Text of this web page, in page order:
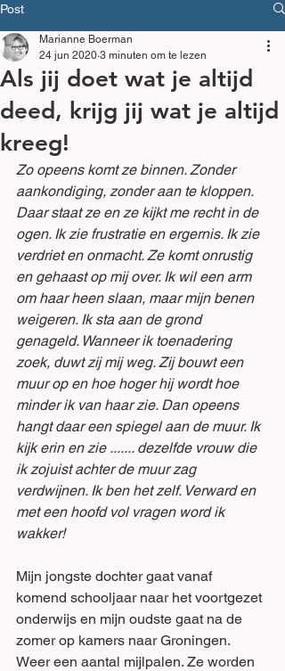
Post
Als jij doet wat je altijd
deed, krijg jij wat je altijd
kreeg!
Marianne Boerman
24 jun 2020 3 minuten om te lezen
Zo opeens komt ze binnen. Zonder
aankondiging, zonder aan te kloppen.
Daar staat ze en ze kijkt me recht in de
ogen. Ik zie frustratie en ergernis. Ik zie
verdriet en onmacht. Ze komt onrustig
en gehaast op mij over. Ik wil een arm
om haar heen slaan, maar mijn benen
weigeren. Ik sta aan de grond
genageld. Wanneer ik toenadering
zoek, duwt zij mij weg. Zij bouwt een
muur op en hoe hoger hij wordt hoe
minder ik van haar zie. Dan opeens
hangt daar een spiegel aan de muur. Ik
kijk erin en zie ....... dezelfde vrouw die
ik zojuist achter de muur zag
verdwijnen. Ik ben het zelf. Verward en
met een hoofd vol vragen word ik
wakker!
Mijn jongste dochter gaat vanaf
komend schooljaar naar het voortgezet
onderwijs en mijn oudste gaat na de
zomer op kamers naar Groningen.
Weer een aantal mijlpalen. Ze worden